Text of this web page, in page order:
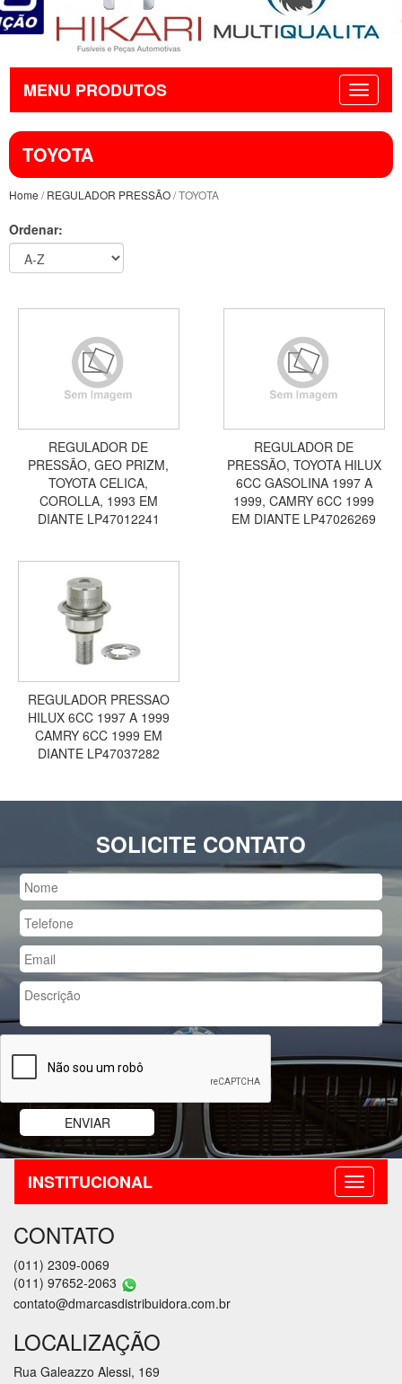
MENU PRODUTOS
TOYOTA
Home /REGULADOR PRESSÃO/ TOYOTA
Ordenar:
REGULADOR DE
PRESSÃO, GEO PRIZM,
TOYOTA CELICA,
COROLLA, 1993 EM
DIANTE LP47012241
REGULADOR DE
PRESSÃO, TOYOTA HILUX
6CC GASOLINA 1997 A
1999, CAMRY 6CC 1999
EM DIANTE LP47026269
REGULADOR PRESSAO
HILUX 6CC 1997 A 1999
CAMRY 6CC 1999 EM
DIANTE LP47037282
SOLICITE CONTATO
INSTITUCIONAL
CONTATO
(011) 2309-0069
(011) 97652-2063
contato@dmarcasdistribuidora.com.br
LOCALIZAÇÃO
Rua Galeazzo Alessi, 169